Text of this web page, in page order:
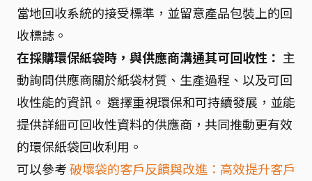
當地回收系統的接受標準，並留意產品包裝上的回
收標誌。
在採購環保紙袋時，與供應商溝通其可回收性： 主
動詢問供應商關於紙袋材質、生產過程、以及可回
收性能的資訊。 選擇重視環保和可持續發展，並能
提供詳細可回收性資料的供應商，共同推動更有效
的環保紙袋回收利用。
可以參考破壞袋的客戶反饋與改進：高效提升客戶